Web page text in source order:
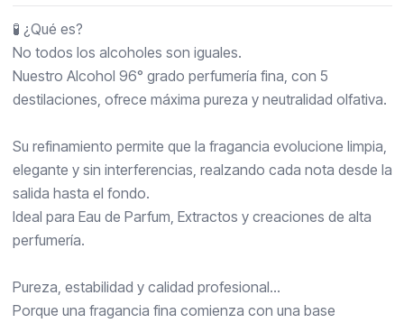
🧪 ¿Qué es?
No todos los alcoholes son iguales.
Nuestro Alcohol 96° grado perfumería fina, con 5
destilaciones, ofrece máxima pureza y neutralidad olfativa.
Su refinamiento permite que la fragancia evolucione limpia,
elegante y sin interferencias, realzando cada nota desde la
salida hasta el fondo.
Ideal para Eau de Parfum, Extractos y creaciones de alta
perfumería.
Pureza, estabilidad y calidad profesional…
Porque una fragancia fina comienza con una base